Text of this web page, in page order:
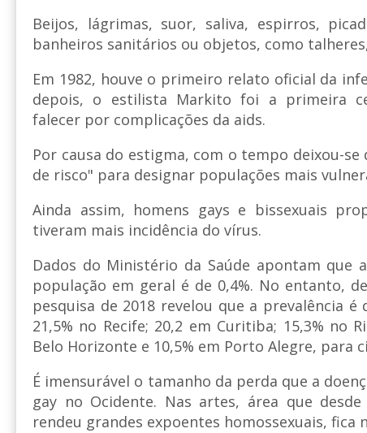
Beijos, lágrimas, suor, saliva, espirros,
banheiros sanitários ou objetos, como
Em 1982, houve o primeiro relato oficial da
depois, o estilista Markito foi a primeira
falecer por complicações da aids.
Por causa do estigma, com o tempo deixou-
de risco" para designar populações mais
Ainda assim, homens gays e bissexuais
tiveram mais incidência do vírus.
Dados do Ministério da Saúde apontam que
população em geral é de 0,4%. No entanto,
pesquisa de 2018 revelou que a prevalência é
21,5% no Recife; 20,2 em Curitiba; 15,3% no
Belo Horizonte e 10,5% em Porto Alegre, para
É imensurável o tamanho da perda que a
gay no Ocidente. Nas artes, área que
rendeu grandes expoentes homossexuais, fica